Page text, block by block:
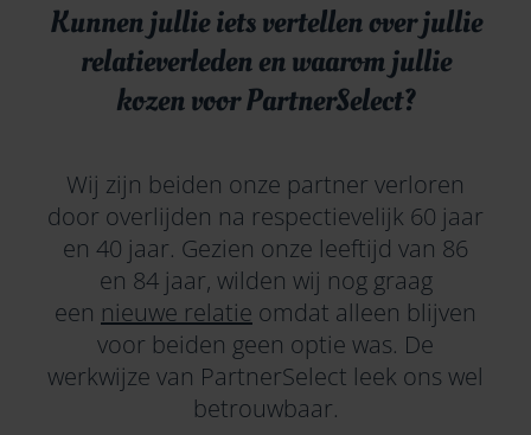
Kunnen jullie iets vertellen over jullie
relatieverleden en waarom jullie
kozen voor PartnerSelect?
Wij zijn beiden onze partner verloren
door overlijden na respectievelijk 60 jaar
en 40 jaar. Gezien onze leeftijd van 86
en 84 jaar, wilden wij nog graag
een nieuwe relatie omdat alleen blijven
voor beiden geen optie was. De
werkwijze van PartnerSelect leek ons wel
betrouwbaar.